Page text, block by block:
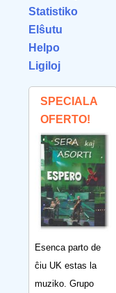
Statistiko
Elŝutu
Helpo
Ligiloj
SPECIALA
OFERTO!
Esenca parto de
ĉiu UK estas la
muziko. Grupo